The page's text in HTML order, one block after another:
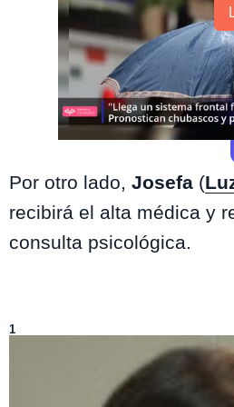
Por otro lado, Josefa (
recibirá el alta médica y
consulta psicológica.
1